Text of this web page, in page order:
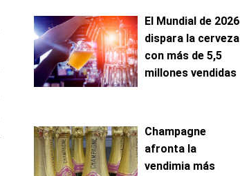
El Mundial de 2026
dispara la cerveza
con más de 5,5
millones vendidas
Champagne
afronta la
vendimia más